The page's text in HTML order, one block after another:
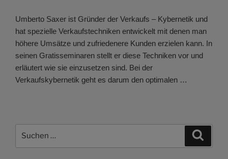
Umberto Saxer ist Gründer der Verkaufs – Kybernetik und
hat spezielle Verkaufstechniken entwickelt mit denen man
höhere Umsätze und zufriedenere Kunden erzielen kann. In
seinen Gratisseminaren stellt er diese Techniken vor und
erläutert wie sie einzusetzen sind. Bei der
Verkaufskybernetik geht es darum den optimalen …